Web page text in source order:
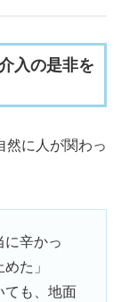
入の是非を
然に人が関わっ
に辛かっ
た」
ても、地面